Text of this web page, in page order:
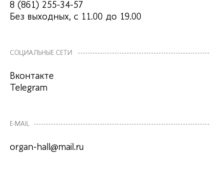
8 (861) 255-34-57
Без выходных, с 11.00 до 19.00
СОЦИАЛЬНЫЕ СЕТИ
Вконтакте
Telegram
E-MAIL
organ-hall@mail.ru